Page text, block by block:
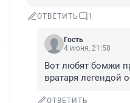
ОТВЕТИТЬ 1
Гость
4 июня, 21:58
Вот любят бомжи
вратаря легендой
ОТВЕТИТЬ